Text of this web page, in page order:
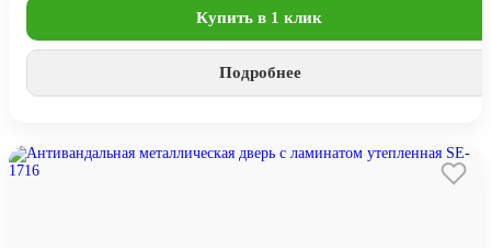
Купить в 1 клик
Подробнее